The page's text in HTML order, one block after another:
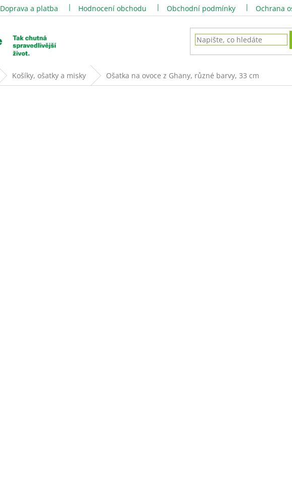
Doprava a platba Hodnocení obchodu Obchodní podmínky Ochrana
Košíky, ošatky a misky Ošatka na ovoce z Ghany, různé barvy, 33 cm